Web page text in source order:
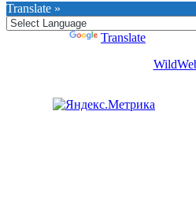
Translate »
Translate